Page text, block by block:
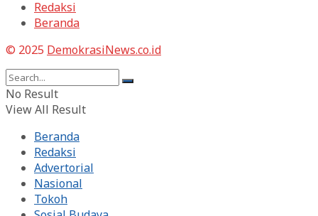
Redaksi
Beranda
© 2025 DemokrasiNews.co.id
No Result
View All Result
Beranda
Redaksi
Advertorial
Nasional
Tokoh